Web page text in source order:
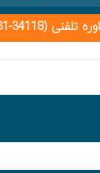
تلفنی (34118-031)